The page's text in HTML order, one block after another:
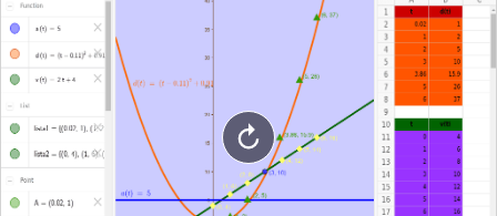
Abrir sesión